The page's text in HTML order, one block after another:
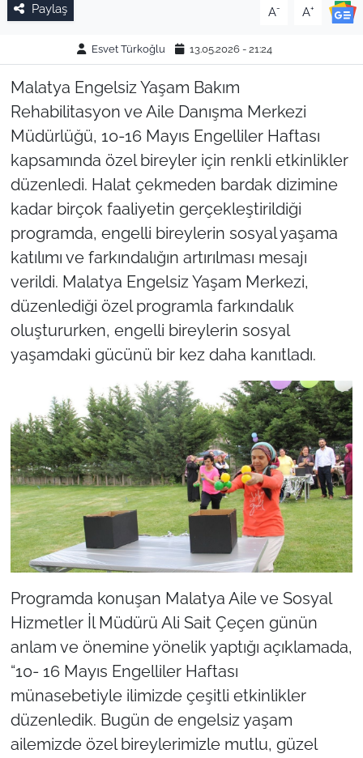
Paylaş A- A+
Esvet Türkoğlu 13.05.2026 - 21:24
Malatya Engelsiz Yaşam Bakım
Rehabilitasyon ve Aile Danışma Merkezi
Müdürlüğü, 10-16 Mayıs Engelliler Haftası
kapsamında özel bireyler için renkli etkinlikler
düzenledi. Halat çekmeden bardak dizimine
kadar birçok faaliyetin gerçekleştirildiği
programda, engelli bireylerin sosyal yaşama
katılımı ve farkındalığın artırılması mesajı
verildi. Malatya Engelsiz Yaşam Merkezi,
düzenlediği özel programla farkındalık
oluştururken, engelli bireylerin sosyal
yaşamdaki gücünü bir kez daha kanıtladı.
Programda konuşan Malatya Aile ve Sosyal
Hizmetler İl Müdürü Ali Sait Çeçen günün
anlam ve önemine yönelik yaptığı açıklamada,
“10- 16 Mayıs Engelliler Haftası
münasebetiyle ilimizde çeşitli etkinlikler
düzenledik. Bugün de engelsiz yaşam
ailemizde özel bireylerimizle mutlu, güzel